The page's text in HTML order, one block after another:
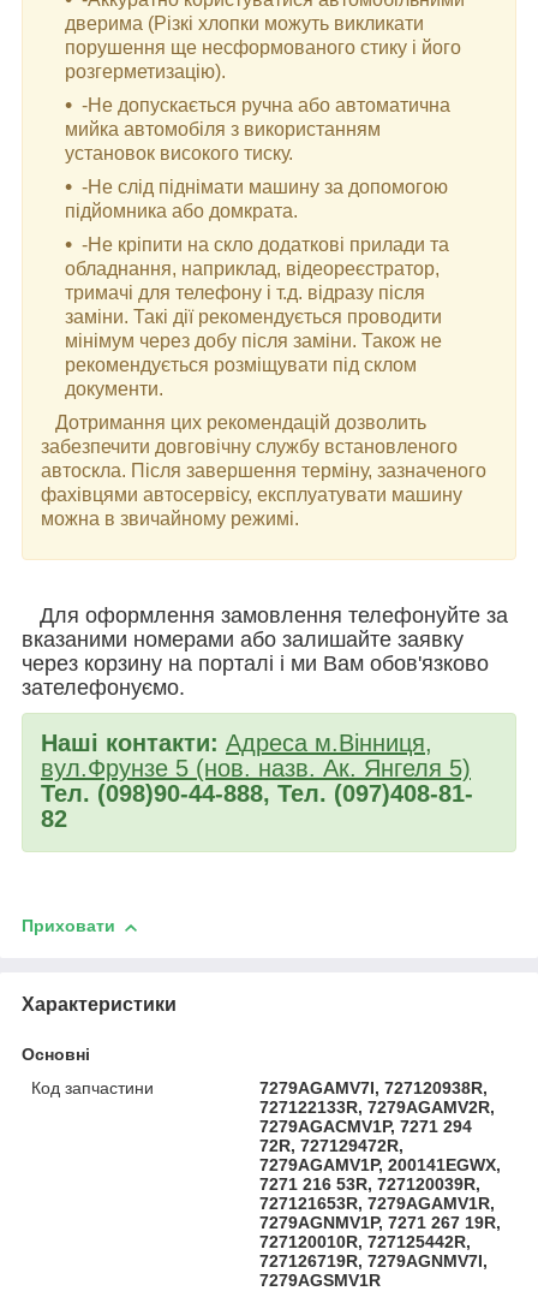
дверима (Різкі хлопки можуть викликати
порушення ще несформованого стику і його
розгерметизацію).
-Не допускається ручна або автоматична
мийка автомобіля з використанням
установок високого тиску.
-Не слід піднімати машину за допомогою
підйомника або домкрата.
-Не кріпити на скло додаткові прилади та
обладнання, наприклад, відеореєстратор,
тримачі для телефону і т.д. відразу після
заміни. Такі дії рекомендується проводити
мінімум через добу після заміни. Також не
рекомендується розміщувати під склом
документи.
Дотримання цих рекомендацій дозволить
забезпечити довговічну службу встановленого
автоскла. Після завершення терміну, зазначеного
фахівцями автосервісу, експлуатувати машину
можна в звичайному режимі.
Для оформлення замовлення телефонуйте за
вказаними номерами або залишайте заявку
через корзину на порталі і ми Вам обов'язково
зателефонуємо.
Наші контакти: Адреса м.Вінниця,
вул.Фрунзе 5 (нов. назв. Ак. Янгеля 5)
Тел. (098)90-44-888, Тел. (097)408-81-
82
Приховати
Характеристики
Основні
Код запчастини
7279AGAMV7I, 727120938R,
727122133R, 7279AGAMV2R,
7279AGACMV1P, 7271 294
72R, 727129472R,
7279AGAMV1P, 200141EGWX,
7271 216 53R, 727120039R,
727121653R, 7279AGAMV1R,
7279AGNMV1P, 7271 267 19R,
727120010R, 727125442R,
727126719R, 7279AGNMV7I,
7279AGSMV1R